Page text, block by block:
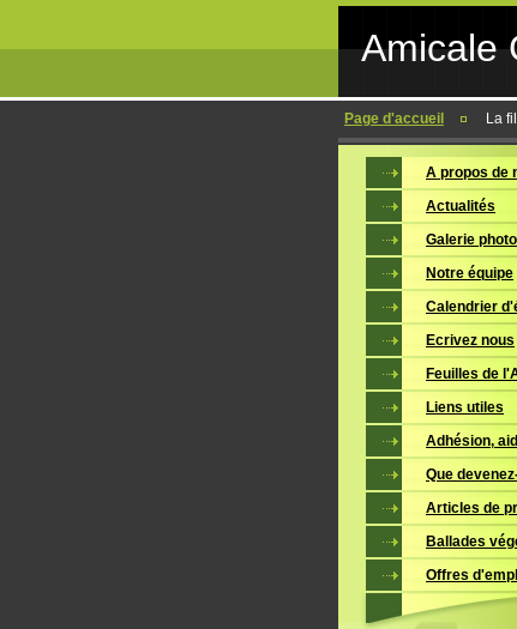
Amicale
Page d'accueil La
A propos de
Actualités
Galerie
Notre équipe
Calendrier
Ecrivez nous
Feuilles de
Liens utiles
Adhésion,
Que
Articles de
Ballades
Offres